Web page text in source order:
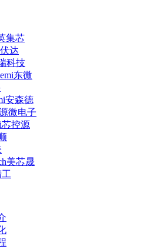
集芯
达
科技
东微
安森德
微电子
芯控源
美芯晟
工